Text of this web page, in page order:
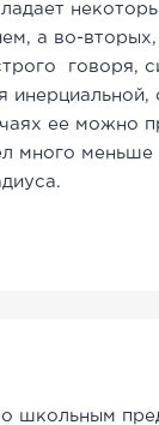
а во-
говоря,
инерциальной,
ее можно
много
школьным